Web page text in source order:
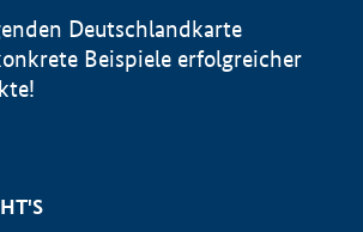
Deutschlandkarte
Beispiele erfolgreicher